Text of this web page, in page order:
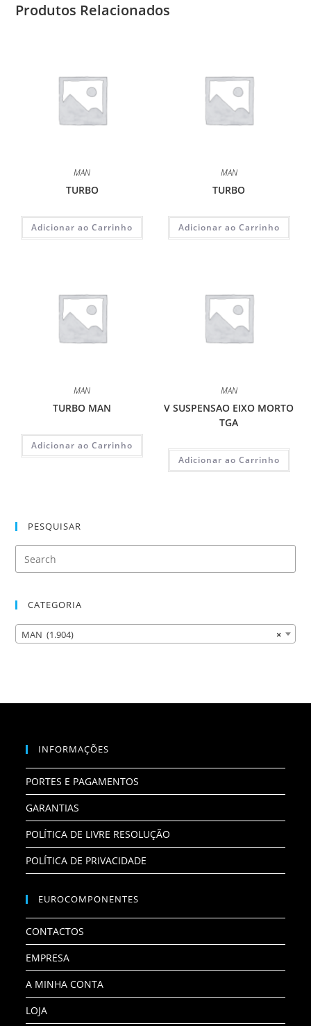
Produtos Relacionados
MAN
TURBO
Adicionar ao Carrinho
MAN
TURBO
Adicionar ao Carrinho
MAN
TURBO MAN
Adicionar ao Carrinho
MAN
V SUSPENSAO EIXO MORTO
TGA
Adicionar ao Carrinho
PESQUISAR
CATEGORIA
×
MAN (1.904)
INFORMAÇÕES
PORTES E PAGAMENTOS
GARANTIAS
POLÍTICA DE LIVRE RESOLUÇÃO
POLÍTICA DE PRIVACIDADE
EUROCOMPONENTES
CONTACTOS
EMPRESA
A MINHA CONTA
LOJA